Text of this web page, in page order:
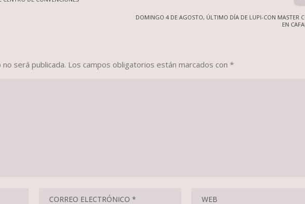
DOMINGO 4 DE AGOSTO, ÚLTIMO DÍA DE LUPI-CON MASTER
EN
será publicada. Los campos obligatorios están marcados con*